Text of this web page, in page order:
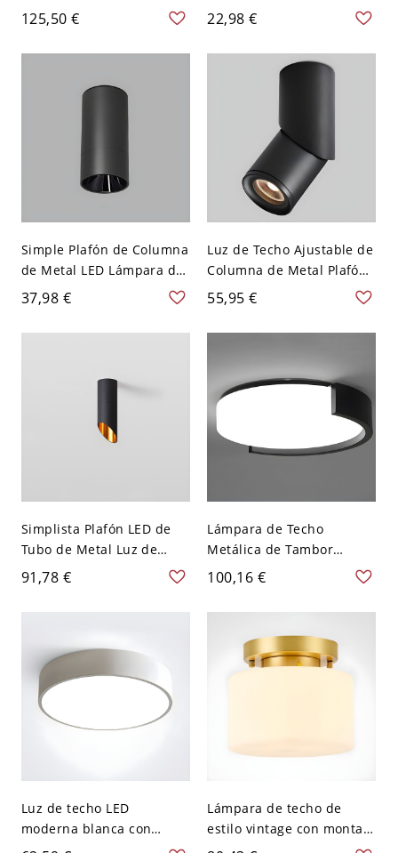
de cilindro de piedra con
pantalla de piedra hacia
abajo - Blanco 110 A 120 V
125,50 €
montada en el techo
cilíndrico - Negro 110 A
120 V Blanco
22,98 €
Simple Plafón de Columna
de Metal LED Lámpara de
Techo para Corredor -
Negro 110 A 120 V Luz
cálida
37,98 €
Luz de Techo Ajustable de
Columna de Metal Plafón
LED Simple para Pasillo -
Negro 110 A 120 V Luz
cálida
55,95 €
Simplista Plafón LED de
Tubo de Metal Luz de
Techo para Comedor -
Negro 110 A 120 V 22,86
cm Luz cálida
91,78 €
Lámpara de Techo
Metálica de Tambor
Iluminación LED de Techo
Moderna para Cuarto -
40,64 cm 110 A 120 V
100,16 €
Luz de techo LED
moderna blanca con
pantalla acrílica - Blanco
Lámpara de techo de
estilo vintage con montaje
en techo y pantalla de